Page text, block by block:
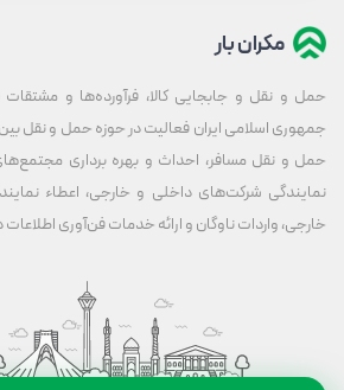
مکران بار
حمل و نقل و جابجایی کالا، فرآورده‌ها و
جمهوری اسلامی ایران فعالیت در حوزه حمل و نقل بین
حمل و نقل مسافر، احداث و بهره برداری
نمایندگی شرکت‌های داخلی و خارجی، اعطاء
خارجی، واردات ناوگان و ارائه خدمات فن‌آوری